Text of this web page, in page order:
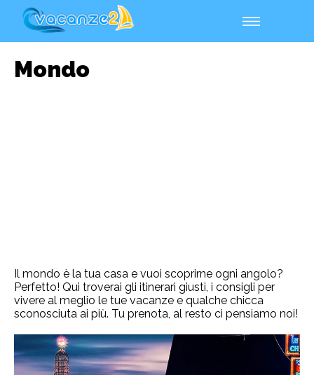
Mondo
Il mondo è la tua casa e vuoi scoprirne ogni angolo?
Perfetto! Qui troverai gli itinerari giusti, i consigli per
vivere al meglio le tue vacanze e qualche chicca
sconosciuta ai più. Tu prenota, al resto ci pensiamo noi!